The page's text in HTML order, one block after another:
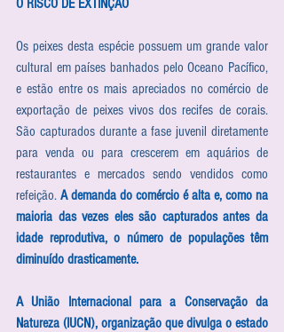
Os peixes desta espécie possuem um grande valor
cultural em países banhados pelo Oceano Pacífico,
e estão entre os mais apreciados no comércio de
exportação de peixes vivos dos recifes de corais.
São capturados durante a fase juvenil diretamente
para venda ou para crescerem em aquários de
restaurantes e mercados sendo vendidos como
refeição. A demanda do comércio é alta e, como na
maioria das vezes eles são capturados antes da
idade reprodutiva, o número de populações têm
diminuído drasticamente.
A União Internacional para a Conservação da
Natureza (IUCN), organização que divulga o estado